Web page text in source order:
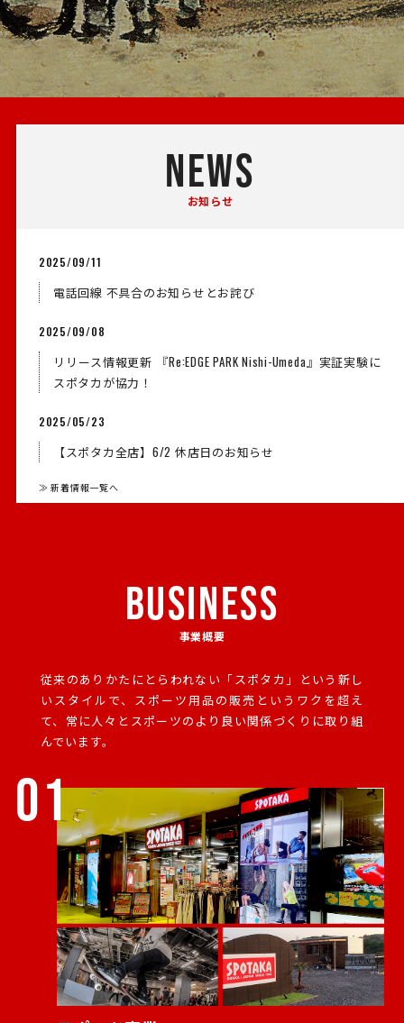
NEWS
お知らせ
2025/09/11
電話回線 不具合のお知らせとお詫び
2025/09/08
リリース情報更新 『Re:EDGE PARK Nishi-Umeda』実証実験に
スポタカが協力！
2025/05/23
【スポタカ全店】6/2 休店日のお知らせ
≫ 新着情報一覧へ
BUSINESS
事業概要
従来のありかたにとらわれない「スポタカ」という新し
いスタイルで、 スポーツ用品の販売というワクを超え
て、常に人々とスポーツのより良い関係づくりに取り組
んでいます。
01